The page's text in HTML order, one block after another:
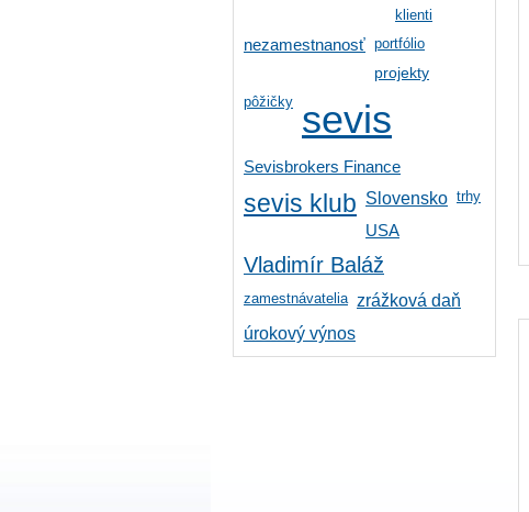
klienti
nezamestnanosť portfólio
projekty
pôžičky sevis
Sevisbrokers Finance
sevis klub Slovensko trhy
USA
Vladimír Baláž
zamestnávatelia zrážková daň
úrokový výnos